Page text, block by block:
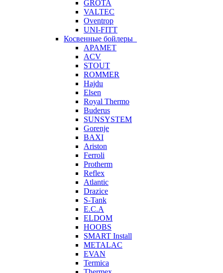
GROTA
VALTEC
Oventrop
UNI-FITT
Косвенные бойлеры
APAMET
ACV
STOUT
ROMMER
Hajdu
Elsen
Royal Thermo
Buderus
SUNSYSTEM
Gorenje
BAXI
Ariston
Ferroli
Protherm
Reflex
Atlantic
Drazice
S-Tank
E.C.A
ELDOM
HOOBS
SMART Install
METALAC
EVAN
Termica